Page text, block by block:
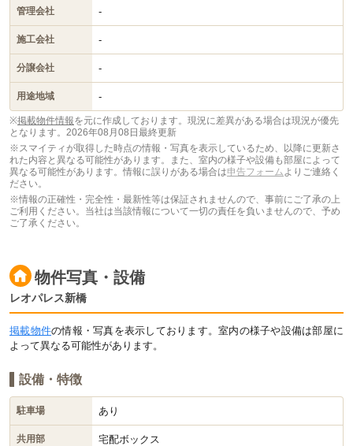
管理会社 -
施工会社 -
分譲会社 -
用途地域 -
※掲載物件情報を元に作成しております。現況に差異がある場合は現況が優先
となります。 2026年08月08日最終更新
※スマイティが取得した時点の情報・写真を表示しているため、以降に更新さ
れた内容と異なる可能性があります。また、室内の様子や設備も部屋によって
異なる可能性があります。情報に誤りがある場合は申告フォーム よりご連絡く
ださい。
※情報の正確性・完全性・最新性等は保証されませんので、事前にご了承の上
ご利用ください。当社は当該情報について一切の責任を負いませんので、予め
ご了承ください。
物件写真・設備
レオパレス新橋
掲載物件の情報・写真を表示しております。室内の様子や設備は部屋に
よって異なる可能性があります。
設備・特徴
駐車場 あり
共用部 宅配ボックス